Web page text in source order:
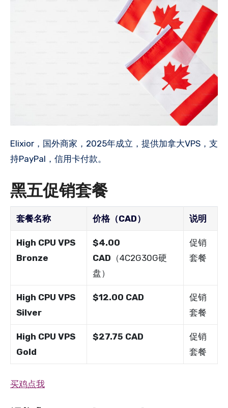
Elixior，国外商家，2025年成立，提供加拿大VPS，支
持PayPal，信用卡付款。
黑五促销套餐
套餐名称 价格（CAD） 说明
High CPU VPS
Bronze
$4.00
CAD （4C2G30G硬
盘）
促销
套餐
High CPU VPS
Silver
$12.00 CAD
促销
套餐
High CPU VPS
Gold
$27.75 CAD
促销
套餐
买鸡点我